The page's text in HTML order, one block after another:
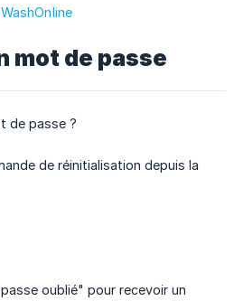
mot de passe
de passe ?
de réinitialisation depuis la
oublié" pour recevoir un